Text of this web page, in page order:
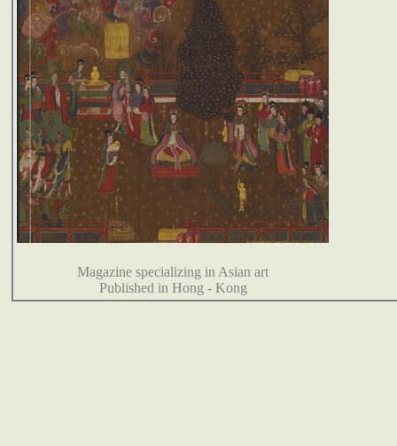
Magazine specializing in Asian art
Published in Hong - Kong